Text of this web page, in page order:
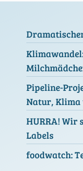
Pipeline-
Natur, Klima
HURRA! Wir
Labels
foodwatch: